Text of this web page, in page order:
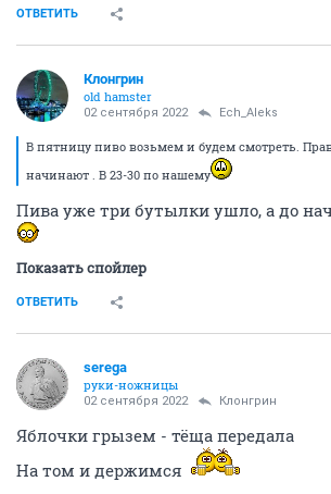
ОТВЕТИТЬ
Клонгрин
old hamster
02 сентября 2022 Ech_Aleks
В пятницу пиво возьмем и будем смотреть.
начинают . В 23-30 по нашему
Пива уже три бутылки ушло, а до
Показать спойлер
ОТВЕТИТЬ
serega
руки-ножницы
02 сентября 2022 Клонгрин
Яблочки грызем - тёща передала
На том и держимся